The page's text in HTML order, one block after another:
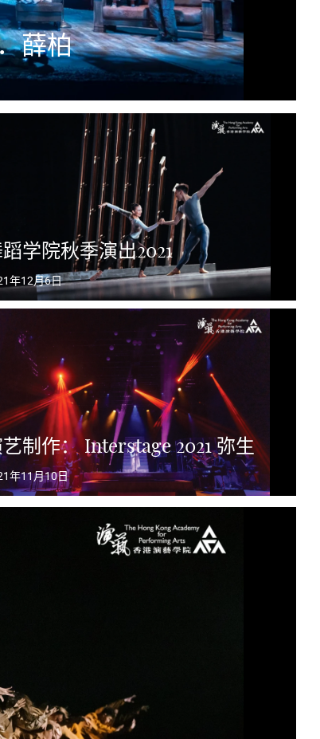
薛柏
学院秋季演出2021
年12月6日
艺制作： Interstage 2021 弥生
年11月10日